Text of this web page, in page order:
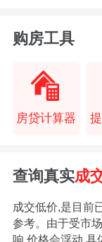
购房工具
房贷计算器
查询真实成
成交低价,是目前
参考。由于受市